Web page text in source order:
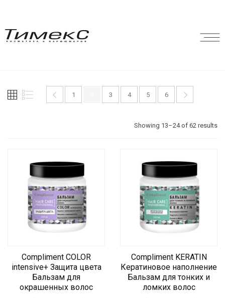
1 3 4 5 6
Showing 13–24 of 62 results
Compliment COLOR
intensive+ Защита цвета
Бальзам для
окрашенных волос
Compliment KERATIN
Кератиновое наполнение
Бальзам для тонких и
ломких волос